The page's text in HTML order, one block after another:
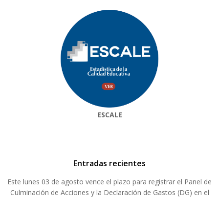
ESCALE
Entradas recientes
Este lunes 03 de agosto vence el plazo para registrar el Panel de
Culminación de Acciones y la Declaración de Gastos (DG) en el